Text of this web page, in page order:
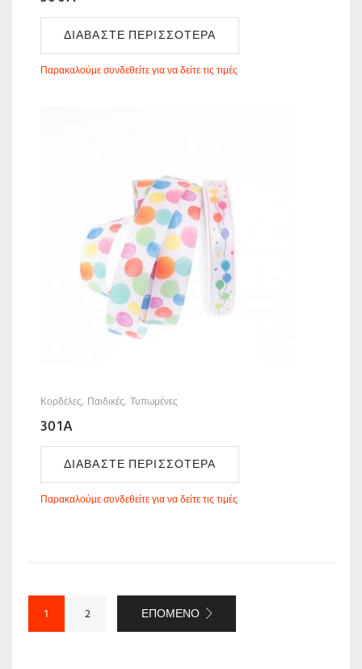
ΔΙΑΒΆΣΤΕ ΠΕΡΙΣΣΌΤΕΡΑ
Παρακαλούμε συνδεθείτε για να δείτε τις τιμές
Κορδέλες Παιδικές Τυπωμένες
301A
ΔΙΑΒΆΣΤΕ ΠΕΡΙΣΣΌΤΕΡΑ
Παρακαλούμε συνδεθείτε για να δείτε τις τιμές
1 2 ΕΠΌΜΕΝΟ